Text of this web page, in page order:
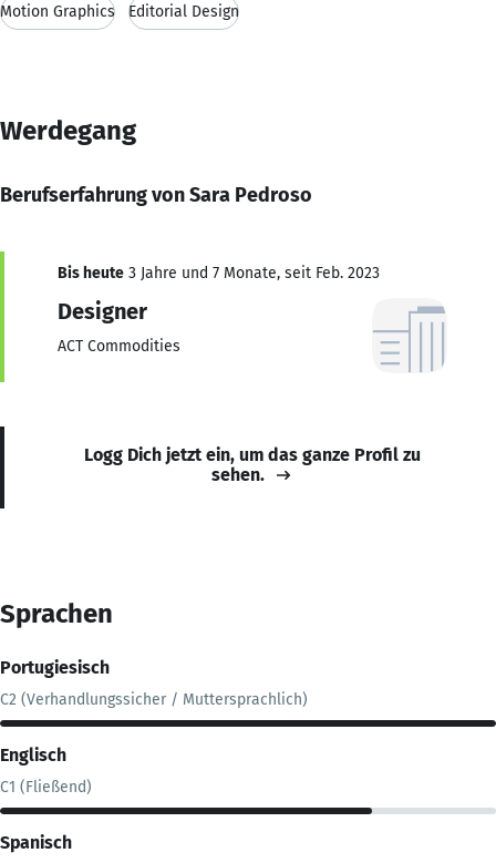
Motion Graphics Editorial Design
Werdegang
Berufserfahrung von Sara Pedroso
Bis heute 3 Jahre und 7 Monate, seit Feb. 2023
Designer
ACT Commodities
Logg Dich jetzt ein, um das ganze Profil zu
sehen.
Sprachen
Portugiesisch
C2 (Verhandlungssicher / Muttersprachlich)
Englisch
C1 (Fließend)
Spanisch